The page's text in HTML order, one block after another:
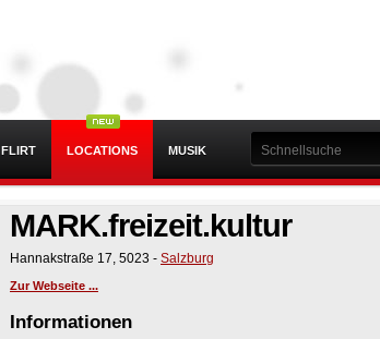
FLIRT LOCATIONS MUSIK
MARK.freizeit.kultur
Hannakstraße 17 5023 - Salzburg
Zur Webseite ...
Informationen